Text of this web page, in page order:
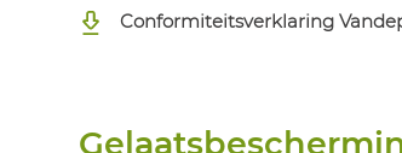
Conformiteitsverklaring